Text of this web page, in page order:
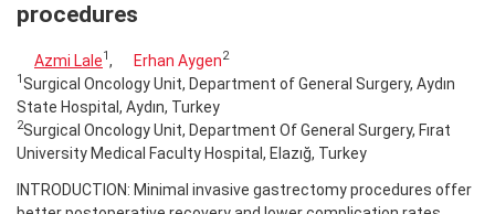
procedures
Azmi Lale1 , Erhan Aygen2
1 Surgical Oncology Unit, Department of General Surgery, Aydın
State Hospital, Aydın, Turkey
2Surgical Oncology Unit, Department Of General Surgery, Fırat
University Medical Faculty Hospital, Elazığ, Turkey
INTRODUCTION: Minimal invasive gastrectomy procedures offer